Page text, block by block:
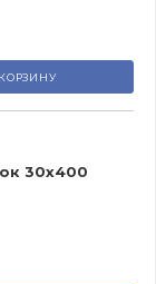
30х400